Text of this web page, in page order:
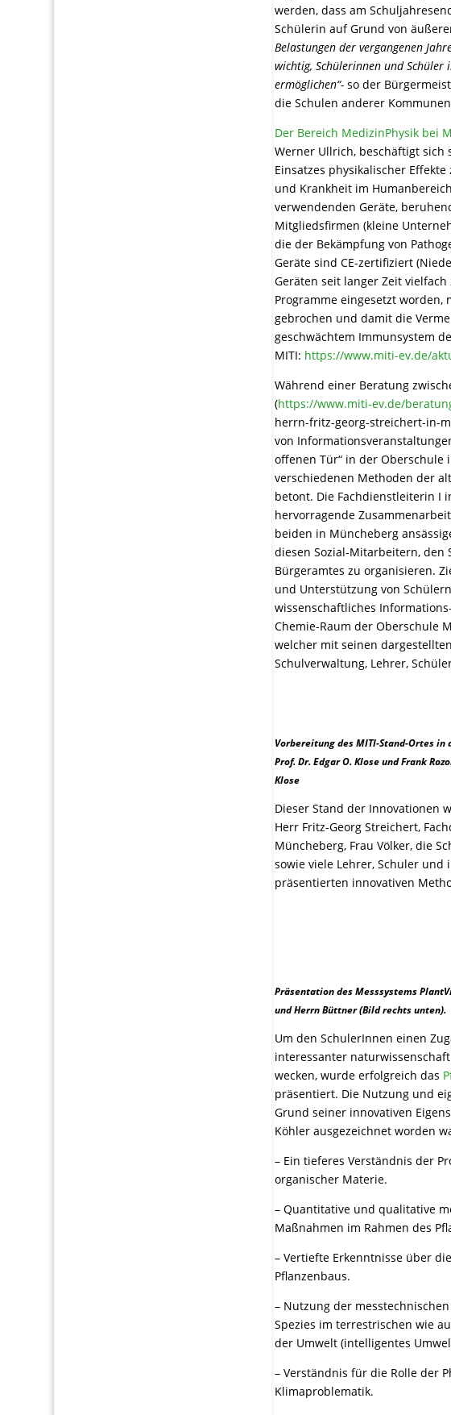
werden, dass am
Schülerin auf Grund von
Belastungen der vergangenen
wichtig, Schülerinnen und
ermöglichen“- so der
die Schulen anderer
Der Bereich MedizinPhysik bei
Werner Ullrich, beschäftigt sich
Einsatzes physikalischer
und Krankheit im
verwendenden Geräte,
Mitgliedsfirmen (kleine
die der Bekämpfung von
Geräte sind CE-zertifiziert
Geräten seit langer Zeit
Programme eingesetzt worden,
gebrochen und damit die
geschwächtem Immunsystem
MITI: https://www.miti-ev.de/
Während einer Beratung
(https://www.miti-ev.de/
herrn-fritz-georg-streichert-in-
von
offenen Tür“ in der
verschiedenen Methoden der
betont. Die Fachdienstleiterin I
hervorragende
beiden in Müncheberg
diesen Sozial-Mitarbeitern, den
Bürgeramtes zu organisieren.
und Unterstützung von
wissenschaftliches
Chemie-Raum der Oberschule
welcher mit seinen
Schulverwaltung, Lehrer,
Vorbereitung des MITI-Stand-Ortes in
Prof. Dr. Edgar O. Klose und Frank
Klose
Dieser Stand der Innovationen
Herr Fritz-Georg Streichert,
Müncheberg, Frau Völker, die
sowie viele Lehrer, Schuler
präsentierten innovativen
Präsentation des Messsystems
und Herrn Büttner (Bild rechts unten).
Um den SchulerInnen einen
interessanter
wecken, wurde erfolgreich das
präsentiert. Die Nutzung und
Grund seiner innovativen
Köhler ausgezeichnet worden
– Ein tieferes Verständnis der
organischer Materie.
– Quantitative und qualitative
Maßnahmen im Rahmen des
– Vertiefte Erkenntnisse über
Pflanzenbaus.
– Nutzung der
Spezies im terrestrischen wie
der Umwelt (intelligentes
– Verständnis für die Rolle der
Klimaproblematik.